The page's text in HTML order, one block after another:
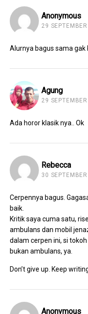
Anonymous
29
Alurnya bagus sama gak
Agung
29
Ada horor klasik nya.. Ok
Rebecca
30
Cerpennya bagus.
baik.
Kritik saya cuma satu,
ambulans dan mobil
dalam cerpen ini, si
bukan ambulans, ya.
Don’t give up. Keep
Anonymous